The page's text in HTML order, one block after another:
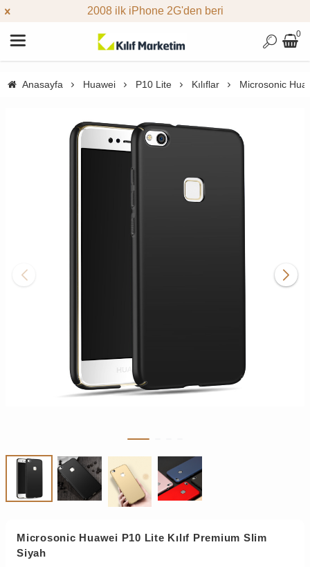
2008 ilk iPhone 2G'den beri
0
Anasayfa Huawei P10 Lite Kılıflar Microsonic
Microsonic Huawei P10 Lite Kılıf Premium Slim
Siyah